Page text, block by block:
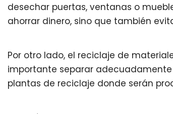
desechar puertas, ventanas o
ahorrar dinero, sino que también
Por otro lado, el reciclaje de
importante separar
plantas de reciclaje donde serán